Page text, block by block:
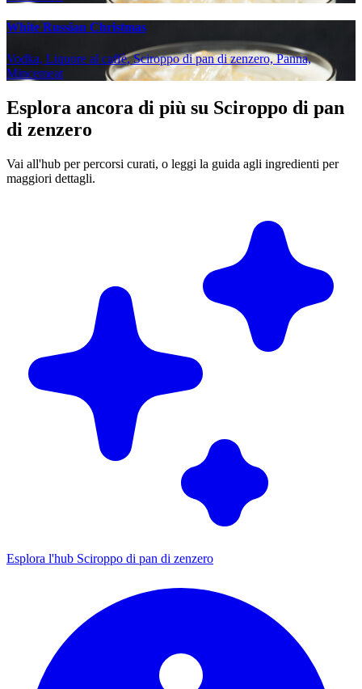
White Russian Christmas
Vodka, Liquore al caffè, Sciroppo di pan di zenzero, Panna,
Mincemeat
Esplora ancora di più su Sciroppo di pan
di zenzero
Vai all'hub per percorsi curati, o leggi la guida agli ingredienti per
maggiori dettagli.
Esplora l'hub Sciroppo di pan di zenzero